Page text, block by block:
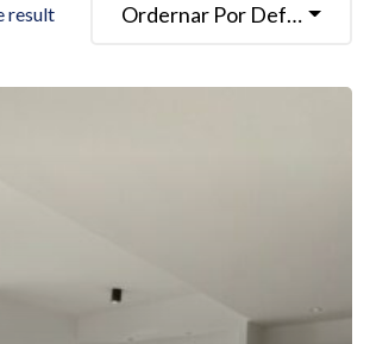
result Ordernar Por Defecto